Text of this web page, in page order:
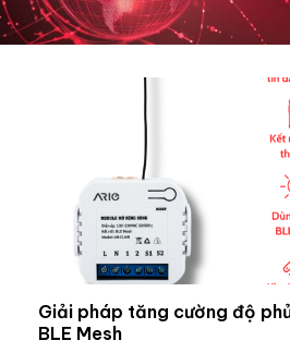
Giải pháp tăng cường độ
BLE Mesh